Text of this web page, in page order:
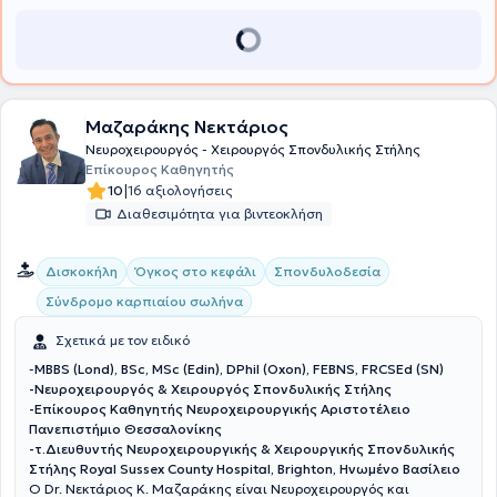
Μαζαράκης Νεκτάριος
Νευροχειρουργός - Χειρουργός Σπονδυλικής Στήλης
Επίκουρος Καθηγητής
10|16 αξιολογήσεις
Διαθεσιμότητα για βιντεοκλήση
Δισκοκήλη Όγκος στο κεφάλι
Σπονδυλοδεσία
Σύνδρομο καρπιαίου σωλήνα
Σχετικά με τον ειδικό
-MBBS (Lond), BSc, MSc (Edin), DPhil (Oxon), FEBNS, FRCSEd (SN)
-Νευροχειρουργός & Χειρουργός Σπονδυλικής Στήλης
-Επίκουρος Καθηγητής Νευροχειρουργικής Αριστοτέλειο
Πανεπιστήμιο Θεσσαλονίκης
-τ.Διευθυντής Νευροχειρουργικής & Χειρουργικής Σπονδυλικής
Στήλης Royal Sussex County Hospital, Brighton, Ηνωμένο Βασίλειο
O Dr. Νεκτάριος Κ. Μαζαράκης είναι Νευροχειρουργός και